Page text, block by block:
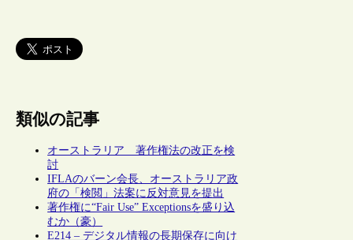
類似の記事
オーストラリア 著作権法の改正を検
討
IFLAのバーン会長、オーストラリア政
府の「検閲」法案に反対意見を提出
著作権に“Fair Use” Exceptionsを盛り込
むか（豪）
E214 – デジタル情報の長期保存に向け